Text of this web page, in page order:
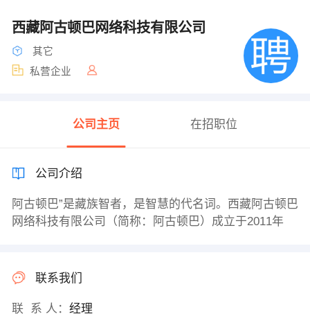
西藏阿古顿巴网络科技有限公司
其它
私营企业
公司主页 在招职位
公司介绍
阿古顿巴”是藏族智者，是智慧的代名词。西藏阿古顿巴
网络科技有限公司（简称：阿古顿巴）成立于2011年
联系我们
联 系 人： 经理